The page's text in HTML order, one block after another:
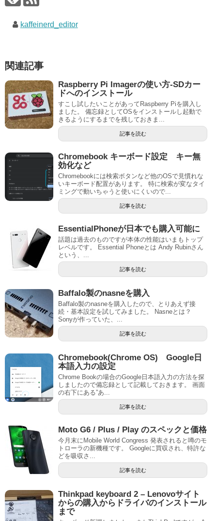
kaffeinerd_editor
関連記事
Raspberry Pi Imagerの使い方-SDカー
ドへのインストール
すこし試したいことがあってRaspberry Piを購入し
ました。 備忘録としてOSをインストールし起動で
きるようにするまでを残しておきま...
記事を読む
Chromebook キーボード設定 キー無
効化など
Chromebookには検索ボタンなど他のOSで見慣れな
いキーボード配置があります。 特に検索が変なタイ
ミングで動いちゃうと使いにくいので...
記事を読む
EssentialPhoneが日本でも購入可能に
話題は過去のものですが本体の性能はいまもトップ
レベルです。 Essential Phoneとは Andy Rubinさん
という、...
記事を読む
Baffalo製のnasneを購入
Baffalo製のnasneを購入したので、とりあえず接
続・基本設定を試してみました。 Nasneとは？
Sonyが作っていた、...
記事を読む
Chromebook(Chrome OS) Google日
本語入力の設定
Chrome Bookの場合のGoogle日本語入力の方法を探
しましたので備忘録として記載しておきます。 画面
の右下にある”あ...
記事を読む
Moto G6 / Plus / Play のスペックと価格
今月末にMobile World Congress 発表されると噂のモ
トローラの新機種です。 Googleに買収され、特許な
どを吸収さ...
記事を読む
Thinkpad keyboard 2 – Lenovoサイト
からの購入からドライバのインストール
まで